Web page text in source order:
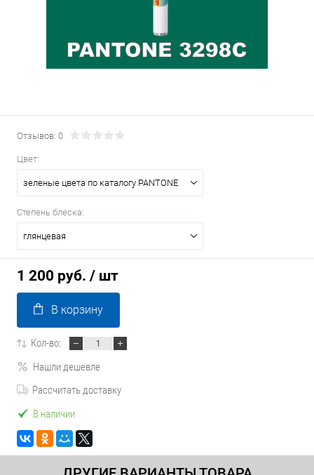
Отзывов: 0
Цвет:
зеленые цвета по каталогу PANTONE
Степень блеска:
глянцевая
1 200 руб. / шт
В корзину
Кол-во:
Нашли дешевле
Рассчитать доставку
В наличии